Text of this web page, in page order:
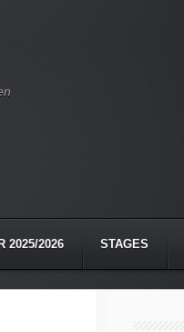
2025/2026 STAGES